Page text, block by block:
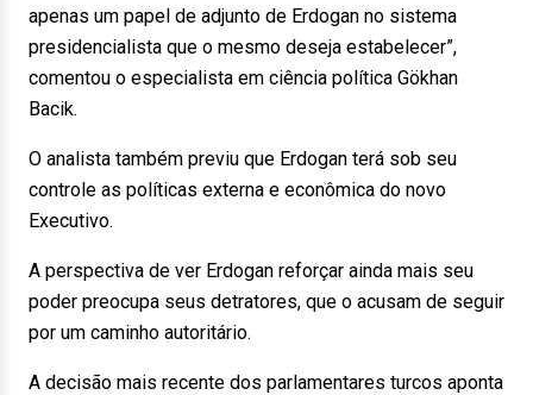
apenas um papel de adjunto de Erdogan no sistema
presidencialista que o mesmo deseja estabelecer”,
comentou o especialista em ciência política Gökhan
Bacik.
O analista também previu que Erdogan terá sob seu
controle as políticas externa e econômica do novo
Executivo.
A perspectiva de ver Erdogan reforçar ainda mais seu
poder preocupa seus detratores, que o acusam de seguir
por um caminho autoritário.
A decisão mais recente dos parlamentares turcos aponta